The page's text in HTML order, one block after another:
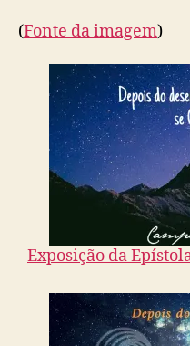
(Fonte da imagem)
Exposição da